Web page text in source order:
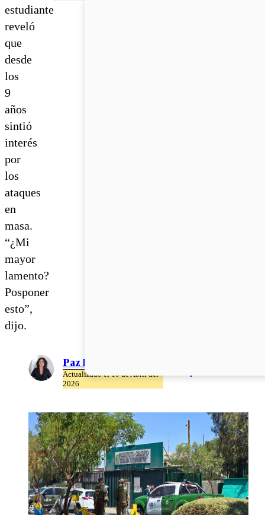
estudiante
reveló
que
desde
los
9
años
sintió
interés
por
los
ataques
en
masa.
“¿Mi
mayor
lamento?
Posponer
esto”,
dijo.
Paz Rubio
Actualizado el 10 de Abril del
2026